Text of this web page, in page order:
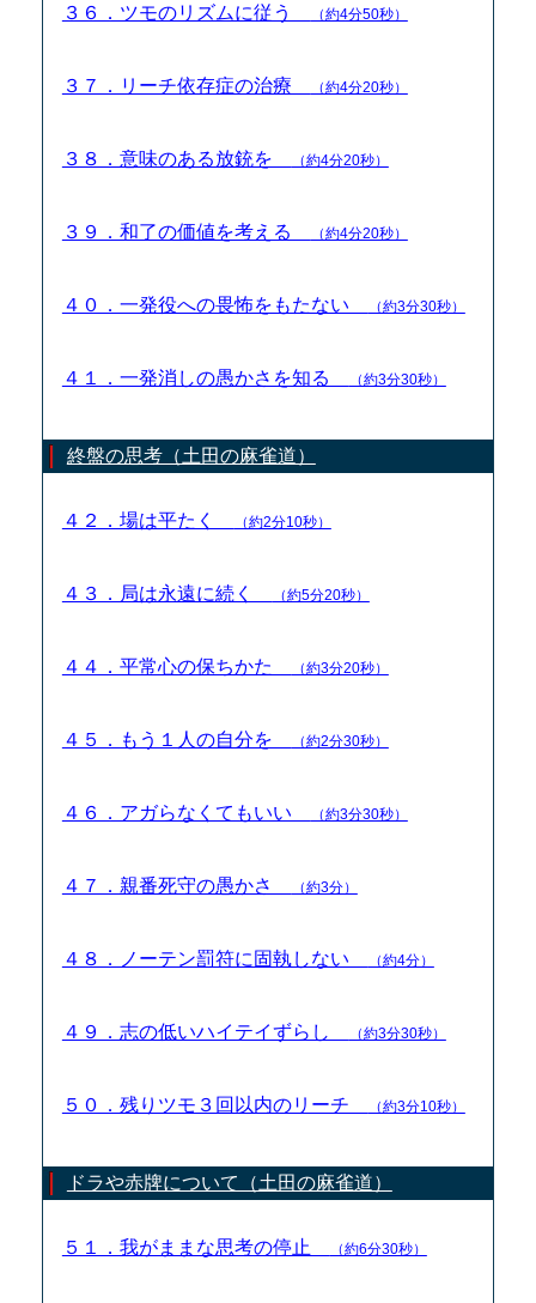
３６．ツモのリズムに従う （約4分50秒）
３７．リーチ依存症の治療 （約4分20秒）
３８．意味のある放銃を （約4分20秒）
３９．和了の価値を考える （約4分20秒）
４０．一発役への畏怖をもたない （約3分30秒）
４１．一発消しの愚かさを知る （約3分30秒）
終盤の思考（土田の麻雀道）
４２．場は平たく （約2分10秒）
４３．局は永遠に続く （約5分20秒）
４４．平常心の保ちかた （約3分20秒）
４５．もう１人の自分を （約2分30秒）
４６．アガらなくてもいい （約3分30秒）
４７．親番死守の愚かさ （約3分）
４８．ノーテン罰符に固執しない （約4分）
４９．志の低いハイテイずらし （約3分30秒）
５０．残りツモ３回以内のリーチ （約3分10秒）
ドラや赤牌について（土田の麻雀道）
５１．我がままな思考の停止 （約6分30秒）